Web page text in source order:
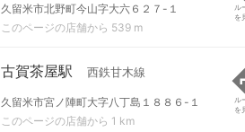
久留米市北野町今山字大六６２７-１
このページの店舗から 539 m
ル
を
古賀茶屋駅 西鉄甘木線
久留米市宮ノ陣町大字八丁島１８８６-１
このページの店舗から 1 km
ル
を